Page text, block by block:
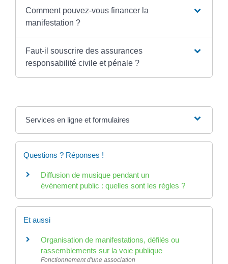
Comment pouvez-vous financer la
manifestation ?
Faut-il souscrire des assurances
responsabilité civile et pénale ?
Services en ligne et formulaires
Questions ? Réponses !
Diffusion de musique pendant un
événement public : quelles sont les règles ?
Et aussi
Organisation de manifestations, défilés ou
rassemblements sur la voie publique
Fonctionnement d'une association